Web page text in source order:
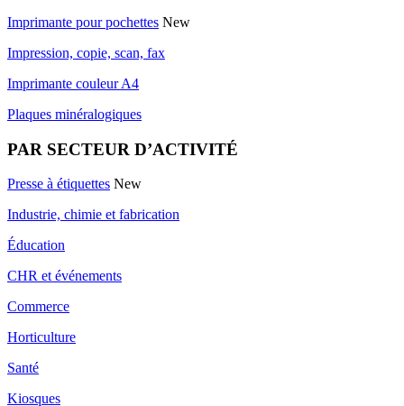
Imprimante pour pochettes New
Impression, copie, scan, fax
Imprimante couleur A4
Plaques minéralogiques
PAR SECTEUR D’ACTIVITÉ
Presse à étiquettes New
Industrie, chimie et fabrication
Éducation
CHR et événements
Commerce
Horticulture
Santé
Kiosques